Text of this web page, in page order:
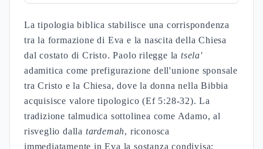
La tipologia biblica stabilisce una corrispondenza
tra la formazione di Eva e la nascita della Chiesa
dal costato di Cristo. Paolo rilegge latsela'
adamitica come prefigurazione dell'unione sponsale
tra Cristo e la Chiesa, dove la donna nella Bibbia
acquisisce valore tipologico (Ef 5:28-32). La
tradizione talmudica sottolinea come Adamo, al
risveglio dalla tardemah, riconosca
immediatamente in Eva la sostanza condivisa: